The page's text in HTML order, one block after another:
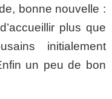
bonne nouvelle :
plus que
initialement
un peu de bon